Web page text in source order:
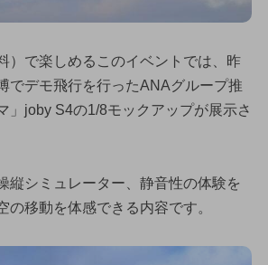
）で楽しめるこのイベントでは、昨
でデモ飛行を行ったANAグループ推
」joby S4の1/8モックアップが展示さ
縦シミュレーター、静音性の体験を
の移動を体感できる内容です。